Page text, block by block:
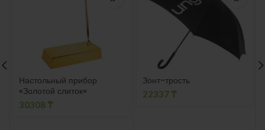
Настольный прибор
«Золотой слиток»
30308 ₸
Зонт-трость
22337 ₸